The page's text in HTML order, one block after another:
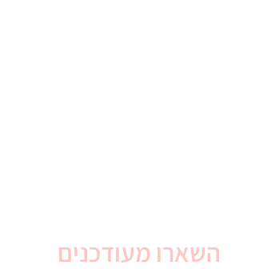
השארו מעודכנים